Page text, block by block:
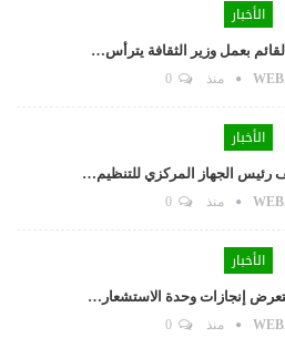
الأخبار
بعمل وزير الثقافة يترأس…
منذ
الأخبار
رئيس الجهاز المركزي للتنظيم…
منذ
الأخبار
إنجازات وحدة الاستشعار…
منذ